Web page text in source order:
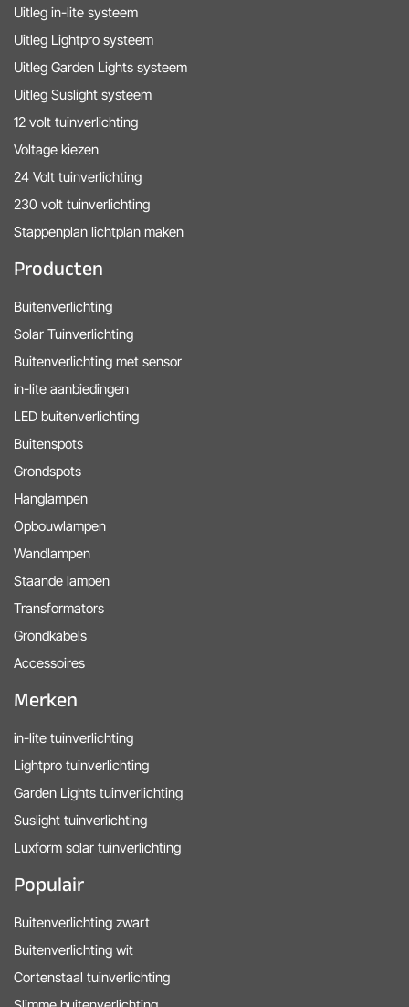
Uitleg in-lite systeem
Uitleg Lightpro systeem
Uitleg Garden Lights systeem
Uitleg Suslight systeem
12 volt tuinverlichting
Voltage kiezen
24 Volt tuinverlichting
230 volt tuinverlichting
Stappenplan lichtplan maken
Producten
Buitenverlichting
Solar Tuinverlichting
Buitenverlichting met sensor
in-lite aanbiedingen
LED buitenverlichting
Buitenspots
Grondspots
Hanglampen
Opbouwlampen
Wandlampen
Staande lampen
Transformators
Grondkabels
Accessoires
Merken
in-lite tuinverlichting
Lightpro tuinverlichting
Garden Lights tuinverlichting
Suslight tuinverlichting
Luxform solar tuinverlichting
Populair
Buitenverlichting zwart
Buitenverlichting wit
Cortenstaal tuinverlichting